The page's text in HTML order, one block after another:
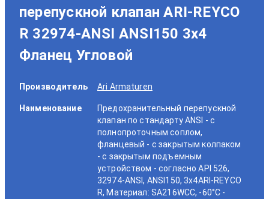
перепускной клапан ARI-REYCO
R 32974-ANSI ANSI150 3x4
Фланец Угловой
Производитель Ari Armaturen
Наименование
Предохранительный перепускной
клапан по стандарту ANSI - с
полнопроточным соплом,
фланцевый - с закрытым колпаком
- с закрытым подъемным
устройством - согласно API 526,
32974-ANSI, ANSI150, 3x4ARI-REYCO
R, Материал: SA216WCC, -60°C -